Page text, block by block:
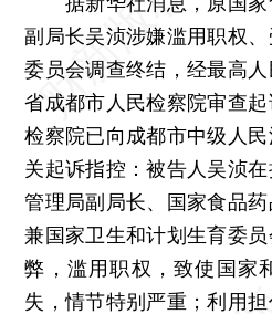
副局长吴浈涉嫌滥用职权
委员会调查终结，经最高
省成都市人民检察院审查
检察院已向成都市中级人
关起诉指控：被告人吴浈
管理局副局长、国家食品
兼国家卫生和计划生育委
弊，滥用职权，致使国家
失，情节特别严重；利用